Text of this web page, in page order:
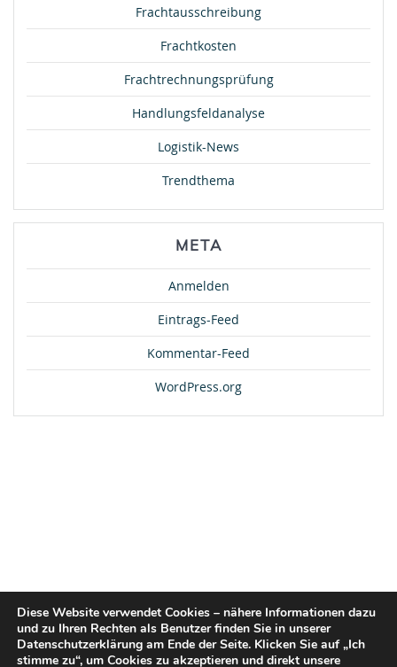
Frachtausschreibung
Frachtkosten
Frachtrechnungsprüfung
Handlungsfeldanalyse
Logistik-News
Trendthema
META
Anmelden
Eintrags-Feed
Kommentar-Feed
WordPress.org
Diese Website verwendet Cookies – nähere Informationen dazu
und zu Ihren Rechten als Benutzer finden Sie in unserer
Datenschutzerklärung am Ende der Seite. Klicken Sie auf „Ich
stimme zu“, um Cookies zu akzeptieren und direkt unsere